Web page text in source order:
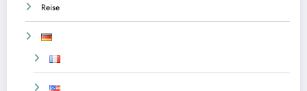
Reise